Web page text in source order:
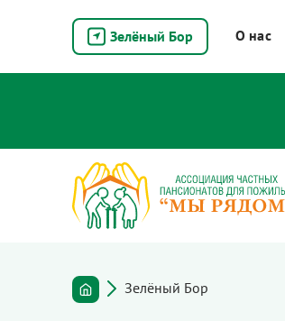
Зелёный Бор О нас
Зелёный Бор